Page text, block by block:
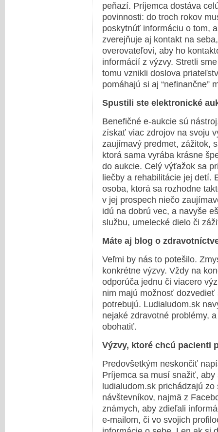
peňazí. Príjemca dostáva
povinnosti: do troch rokov
poskytnúť informáciu o tom,
zverejňuje aj kontakt na
overovateľovi, aby ho
informácií z výzvy. Stretli
tomu vznikli doslova
pomáhajú si aj “nefinančne”
Spustili ste elektronické
Benefičné e-aukcie sú
získať viac zdrojov na svoju
zaujímavý predmet, zážitok,
ktorá sama vyrába krásne
do aukcie. Celý výťažok sa
liečby a rehabilitácie jej detí.
osoba, ktorá sa rozhodne
v jej prospech niečo
idú na dobrú vec, a navyše
službu, umelecké dielo či
Máte aj blog o
Veľmi by nás to potešilo.
konkrétne výzvy. Vždy na
odporúča jednu či viacero
nim majú možnosť
potrebujú. Ludialudom.sk
nejaké zdravotné problémy,
obohatiť.
Výzvy, ktoré chcú pacienti
Predovšetkým neskončiť
Príjemca sa musí snažiť,
ludialudom.sk prichádzajú
návštevníkov, najmä z
známych, aby zdieľali
e-mailom, či vo svojich